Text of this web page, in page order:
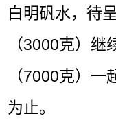
白明矾水，待
（3000克）
（7000克）
为止。